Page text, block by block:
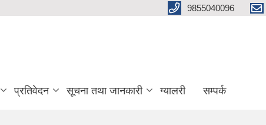
9855040096
प्रतिवेदन सूचना तथा जानकारी ग्यालरी सम्पर्क